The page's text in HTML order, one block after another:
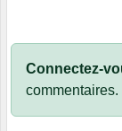
Connectez-
commentaires.